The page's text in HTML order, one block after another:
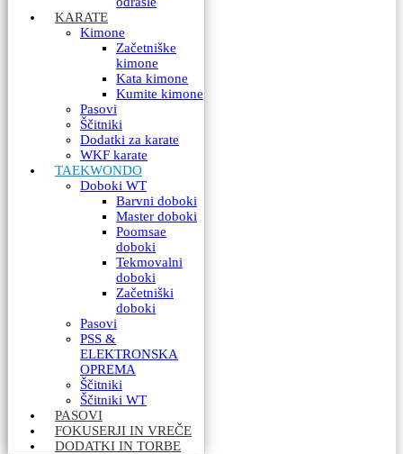
KARATE
Kimone
Začetniške
kimone
Kata kimone
Kumite kimone
Pasovi
Ščitniki
Dodatki za karate
WKF karate
TAEKWONDO
Doboki WT
Barvni doboki
Master doboki
Poomsae
doboki
Tekmovalni
doboki
Začetniški
doboki
Pasovi
PSS &
ELEKTRONSKA
OPREMA
Ščitniki
Ščitniki WT
PASOVI
FOKUSERJI IN VREČE
DODATKI IN TORBE